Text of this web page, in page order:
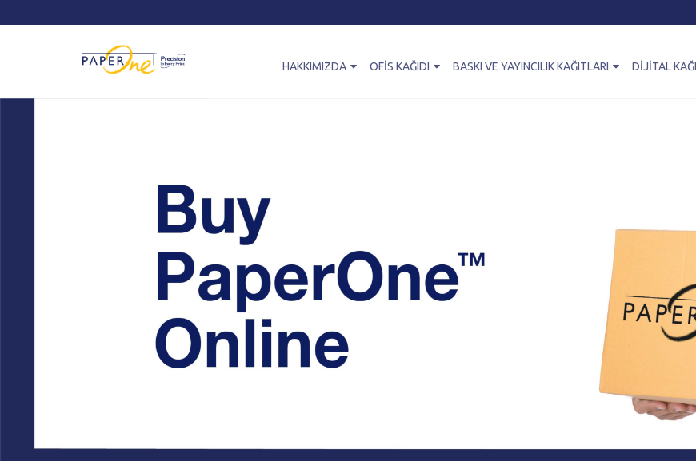
HAKKIMIZDA
ProDigi™ HD Print
Kağıt Nasıl Yapılır
Sertifikalar ve Ödüller
İletişim
OFIS KAĞIDI BASKI VE YAYINCILIK KAĞITLARI
Müşterilerimiz İçin QPC’nin
Avantajlari
PaperOne™ Malzeme Pazarlama
DIJITAL
PaperOne™